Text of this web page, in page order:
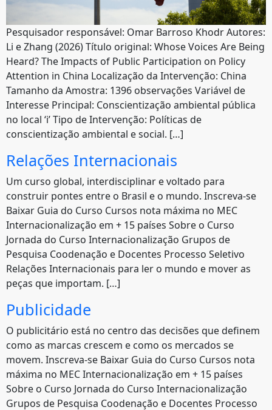
Pesquisador responsável: Omar Barroso Khodr Autores:
Li e Zhang (2026) Título original: Whose Voices Are Being
Heard? The Impacts of Public Participation on Policy
Attention in China Localização da Intervenção: China
Tamanho da Amostra: 1396 observações Variável de
Interesse Principal: Conscientização ambiental pública
no local ‘i’ Tipo de Intervenção: Políticas de
conscientização ambiental e social. […]
Relações Internacionais
Um curso global, interdisciplinar e voltado para
construir pontes entre o Brasil e o mundo. Inscreva-se
Baixar Guia do Curso Cursos nota máxima no MEC
Internacionalização em + 15 países Sobre o Curso
Jornada do Curso Internacionalização Grupos de
Pesquisa Coodenação e Docentes Processo Seletivo
Relações Internacionais para ler o mundo e mover as
peças que importam. […]
Publicidade
O publicitário está no centro das decisões que definem
como as marcas crescem e como os mercados se
movem. Inscreva-se Baixar Guia do Curso Cursos nota
máxima no MEC Internacionalização em + 15 países
Sobre o Curso Jornada do Curso Internacionalização
Grupos de Pesquisa Coodenação e Docentes Processo